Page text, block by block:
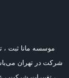
موسسه مانا ثبت ،
شرکت در تهران